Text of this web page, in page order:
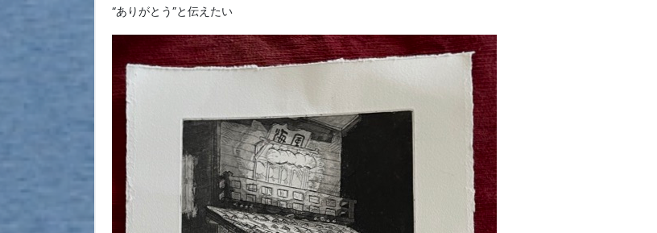
“ありがとう”と伝えたい